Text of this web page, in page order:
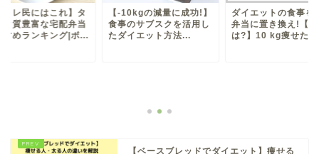
トレ民にはこれ】タ
ク質豊富な宅配弁当
すめランキング|ボ...
【-10kgの減量に成功!】
食事のサブスクを活用し
たダイエット方法...
ダイエットの食事を
弁当に置き換え!【
は?】10 kg痩せた...
【ベースブレッドでダイエット】痩せる